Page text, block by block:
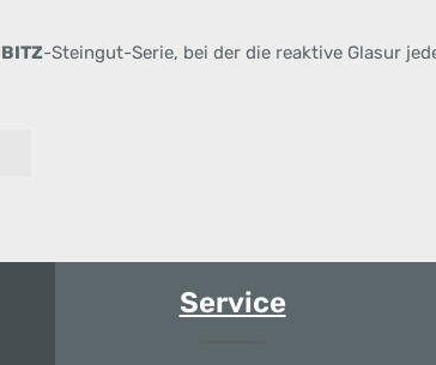
BITZ-Steingut-Serie, bei der die reaktive Glasur
Service